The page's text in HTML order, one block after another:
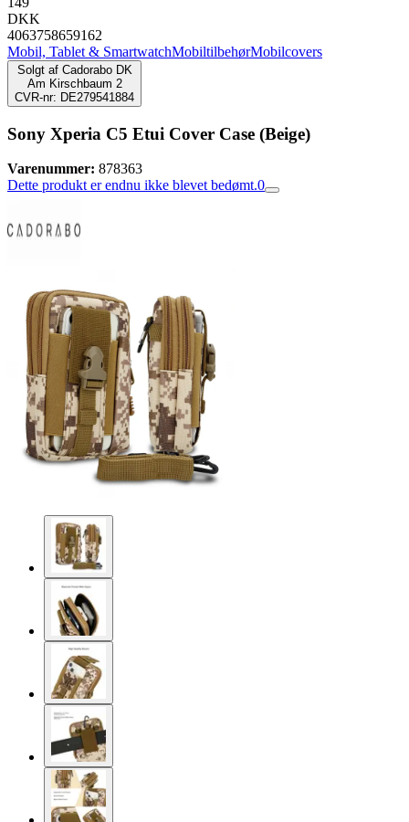
DKK
4063758659162
Mobil, Tablet & SmartwatchMobiltilbehørMobilcovers
Solgt af Cadorabo DK
Am Kirschbaum 2
CVR-nr: DE279541884
Sony Xperia C5 Etui Cover Case (Beige)
Varenummer: 878363
Dette produkt er endnu ikke blevet bedømt.0